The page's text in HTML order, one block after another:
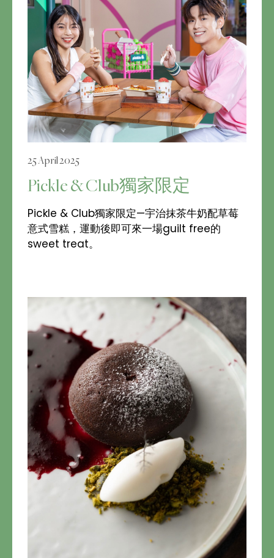
25 April 2025
Pickle & Club獨家限定
Pickle & Club獨家限定—宇治抹茶牛奶配草莓
意式雪糕，運動後即可來一場guilt free的
sweet treat。